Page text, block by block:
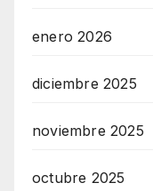
enero 2026
diciembre 2025
noviembre 2025
octubre 2025